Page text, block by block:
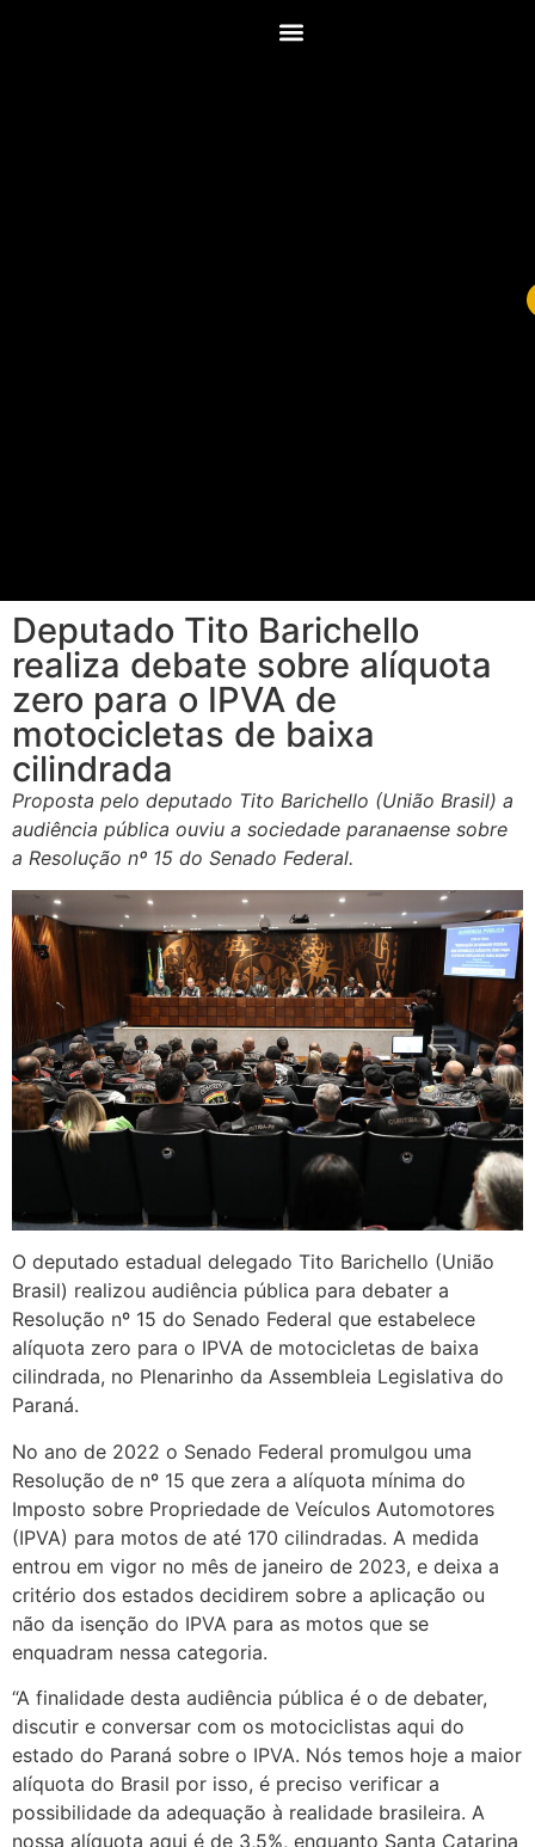
Deputado Tito Barichello
realiza debate sobre alíquota
zero para o IPVA de
motocicletas de baixa
cilindrada
Proposta pelo deputado Tito Barichello (União Brasil) a
audiência pública ouviu a sociedade paranaense sobre
a Resolução nº 15 do Senado Federal.
O deputado estadual delegado Tito Barichello (União
Brasil) realizou audiência pública para debater a
Resolução nº 15 do Senado Federal que estabelece
alíquota zero para o IPVA de motocicletas de baixa
cilindrada, no Plenarinho da Assembleia Legislativa do
Paraná.
No ano de 2022 o Senado Federal promulgou uma
Resolução de nº 15 que zera a alíquota mínima do
Imposto sobre Propriedade de Veículos Automotores
(IPVA) para motos de até 170 cilindradas. A medida
entrou em vigor no mês de janeiro de 2023, e deixa a
critério dos estados decidirem sobre a aplicação ou
não da isenção do IPVA para as motos que se
enquadram nessa categoria.
“A finalidade desta audiência pública é o de debater,
discutir e conversar com os motociclistas aqui do
estado do Paraná sobre o IPVA. Nós temos hoje a maior
alíquota do Brasil por isso, é preciso verificar a
possibilidade da adequação à realidade brasileira. A
nossa alíquota aqui é de 3,5%, enquanto Santa Catarina